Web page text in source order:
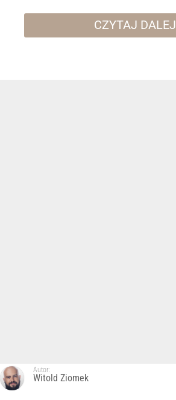
CZYTAJ DALEJ
Autor:
Witold Ziomek